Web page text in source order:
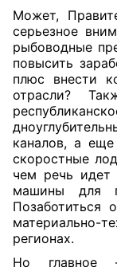
Может,
серьезное
рыбоводные
повысить
плюс внести
отрасли?
каналов, а
скоростные
чем речь
машины для
Позаботиться
материально-
регионах.
Но главное